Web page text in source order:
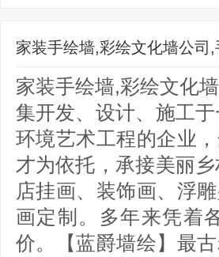
家装手绘墙,彩绘文化墙公司,
家装手绘墙,彩绘文化
集开发、设计、施工
环境艺术工程的企业
才为依托，承接美丽
店挂画、装饰画、浮
画定制。多年来凭着
价。【蓝爵墙绘】最